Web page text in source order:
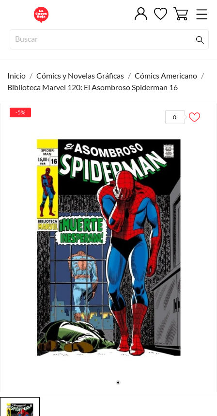
Inicio Cómics y Novelas Gráficas
Cómics Americano
Biblioteca Marvel 120: El Asombroso Spiderman 16
0
-5%